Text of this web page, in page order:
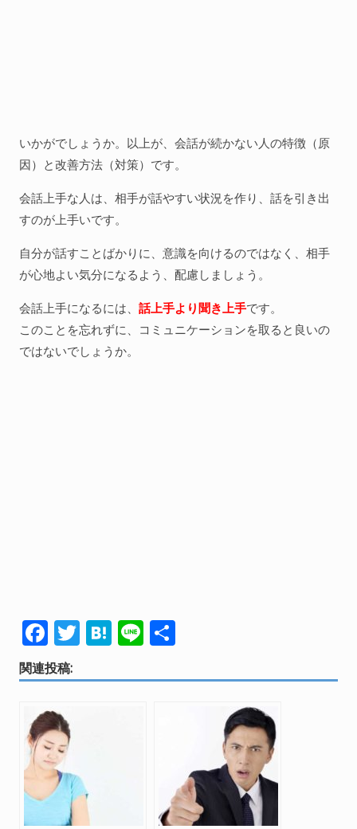
いかがでしょうか。以上が、会話が続かない人の特徴（原
因）と改善方法（対策）です。
会話上手な人は、相手が話やすい状況を作り、話を引き出
すのが上手いです。
自分が話すことばかりに、意識を向けるのではなく、相手
が心地よい気分になるよう、配慮しましょう。
会話上手になるには、 話上手より聞き上手です。
このことを忘れずに、コミュニケーションを取ると良いの
ではないでしょうか。
F
ac
e
b
o
o
k
T
itt
H
e
Li
e
関連投稿: